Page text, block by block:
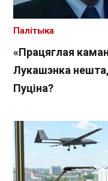
«Працяглая
Лукашэнка нешта,
Пуціна?
Палітыка